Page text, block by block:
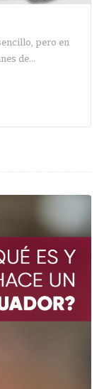
pero en
de…